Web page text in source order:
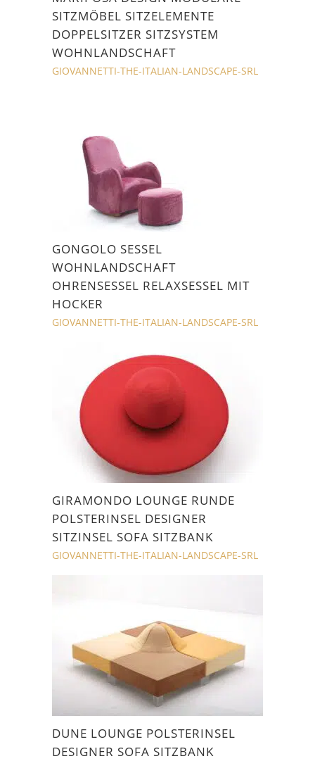
SITZMÖBEL SITZELEMENTE
DOPPELSITZER SITZSYSTEM
WOHNLANDSCHAFT
GIOVANNETTI-THE-ITALIAN-LANDSCAPE-SRL
GONGOLO SESSEL
WOHNLANDSCHAFT
OHRENSESSEL RELAXSESSEL MIT
HOCKER
GIOVANNETTI-THE-ITALIAN-LANDSCAPE-SRL
GIRAMONDO LOUNGE RUNDE
POLSTERINSEL DESIGNER
SITZINSEL SOFA SITZBANK
GIOVANNETTI-THE-ITALIAN-LANDSCAPE-SRL
DUNE LOUNGE POLSTERINSEL
DESIGNER SOFA SITZBANK